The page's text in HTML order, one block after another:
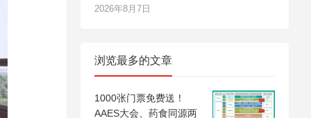
2026年8月7日
浏览最多的文章
1000张门票免费送！
AAES大会、药食同源两